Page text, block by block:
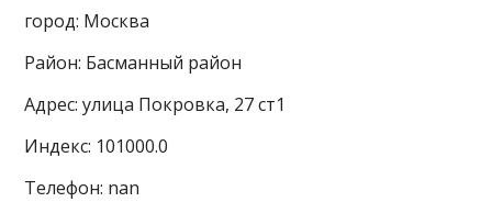
город: Москва
Район: Басманный район
Адрес: улица Покровка, 27 ст1
Индекс: 101000.0
Телефон: nan